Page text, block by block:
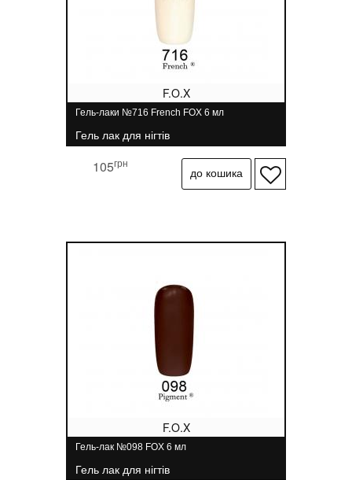
F.O.X
Гель-лаки №716 French FOX 6 мл
Гель лак для нігтів
105грн
F.O.X
Гель-лак №098 FOX 6 мл
Гель лак для нігтів